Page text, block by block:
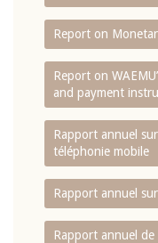
Report on
Report on
and payment
Rapport annuel
téléphonie mobile
Rapport annuel
Rapport annuel de